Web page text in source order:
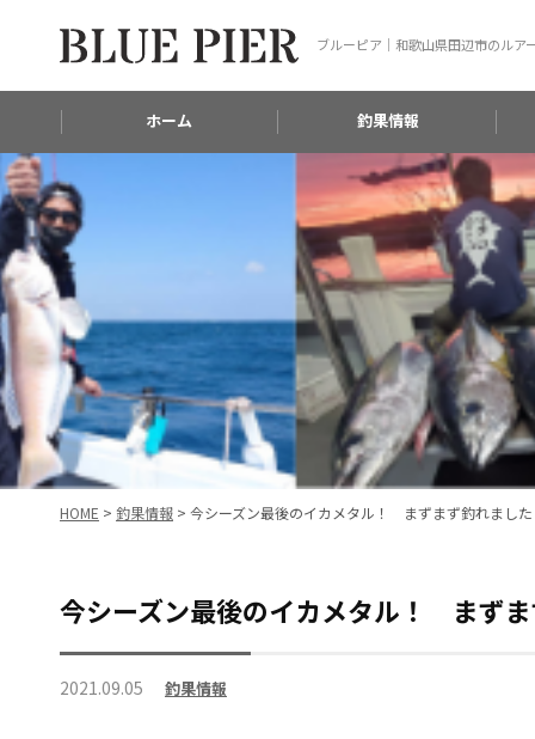
ブルーピア｜和歌山県田辺市のルア
ホーム 釣果情報
HOME > 釣果情報 > 今シーズン最後のイカメタル！ まずまず釣れまし
今シーズン最後のイカメタル！ まず
2021.09.05 釣果情報